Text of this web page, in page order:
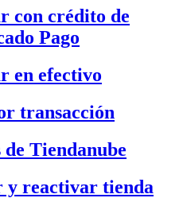
con crédito de
Pago
en efectivo
transacción
Tiendanube
y reactivar tienda